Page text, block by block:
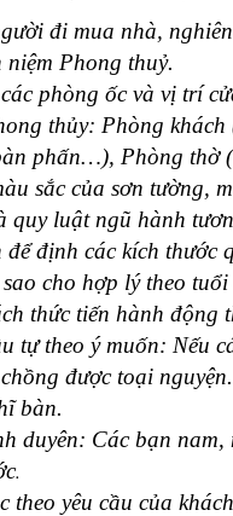
đi mua nhà,
Phong thuỷ.
phòng ốc và vị trí
thủy: Phòng
phấn…), Phòng thờ
sắc của sơn tường,
quy luật ngũ hành
định các kích
cho hợp lý theo
thức tiến hành
tự theo ý muốn: Nếu
được toại
bàn.
duyên: Các bạn
.
theo yêu cầu của